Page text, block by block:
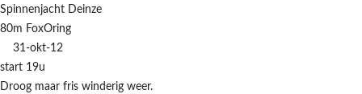
Spinnenjacht Deinze
80m FoxOring
31-okt-12
start 19u
Droog maar fris winderig weer.